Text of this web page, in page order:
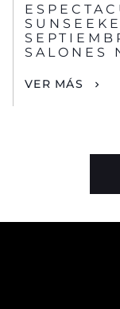
SALONES
VER MÁS